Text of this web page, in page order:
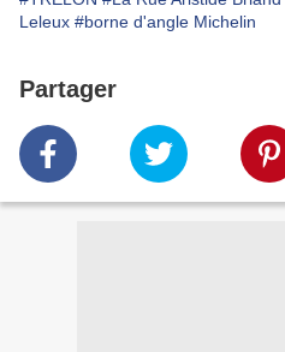
Leleux #borne d'angle Michelin
Partager